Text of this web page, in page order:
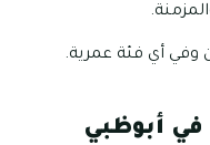
وفي أي فئة عمرية.
أبوظبي